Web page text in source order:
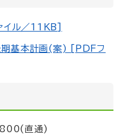
ル／11KB]
期基本計画(案) [PDFフ
直通)